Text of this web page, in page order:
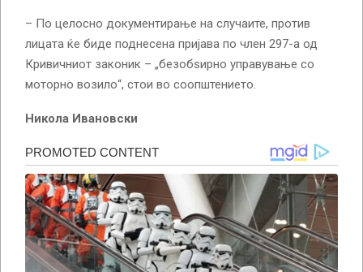
– По целосно документирање на случаите, против
лицата ќе биде поднесена пријава по член 297-а од
Кривичниот законик – „безобѕирно управување со
моторно возило“, стои во соопштението.
Никола Ивановски